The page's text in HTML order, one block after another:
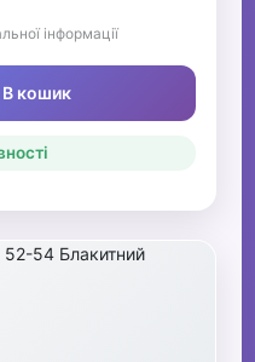
інформації
В кошик